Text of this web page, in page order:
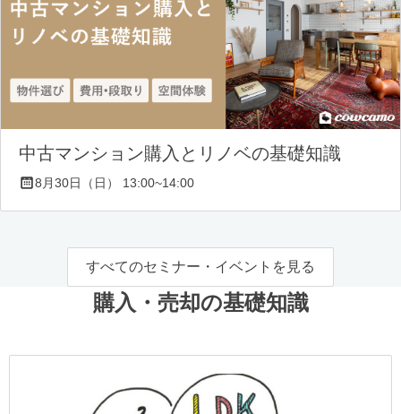
中古マンション購入とリノベの基礎知識
8月30日（日） 13:00~14:00
すべてのセミナー・イベントを見る
購入・売却の基礎知識